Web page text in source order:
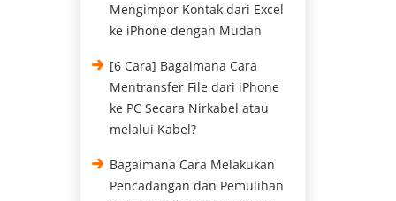
Mengimpor Kontak dari Excel
ke iPhone dengan Mudah
[6 Cara] Bagaimana Cara
Mentransfer File dari iPhone
ke PC Secara Nirkabel atau
melalui Kabel?
Bagaimana Cara Melakukan
Pencadangan dan Pemulihan